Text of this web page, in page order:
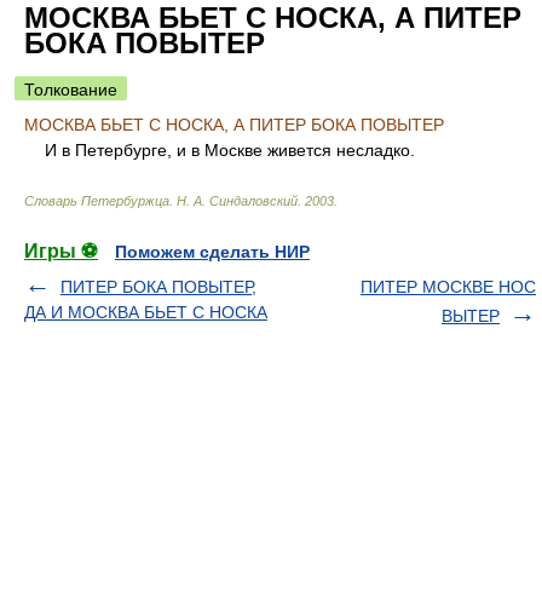
МОСКВА БЬЕТ С НОСКА, А ПИТЕР
БОКА ПОВЫТЕР
Толкование
МОСКВА БЬЕТ С НОСКА, А ПИТЕР БОКА ПОВЫТЕР
И в Петербурге, и в Москве живется несладко.
Словарь Петербуржца Н. А. Синдаловский 2003
Игры ⚽
Поможем сделать НИР
ПИТЕР БОКА ПОВЫТЕР,
ДА И МОСКВА БЬЕТ С НОСКА
ПИТЕР МОСКВЕ НОС
ВЫТЕР